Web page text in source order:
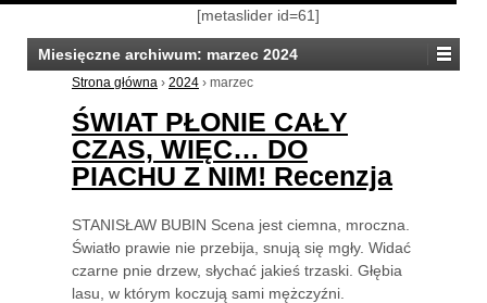
[metaslider id=61]
Miesięczne archiwum: marzec 2024
Strona główna › 2024 › marzec
ŚWIAT PŁONIE CAŁY
CZAS, WIĘC… DO
PIACHU Z NIM! Recenzja
STANISŁAW BUBIN Scena jest ciemna, mroczna.
Światło prawie nie przebija, snują się mgły. Widać
czarne pnie drzew, słychać jakieś trzaski. Głębia
lasu, w którym koczują sami mężczyźni.